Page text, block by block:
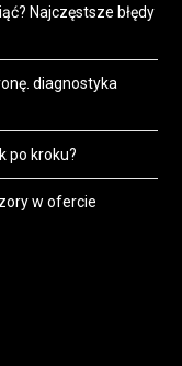
Najczęstsze błędy
diagnostyka
po kroku?
w ofercie